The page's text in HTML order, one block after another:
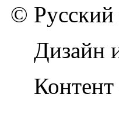
© Русский
Дизайн и
Контент